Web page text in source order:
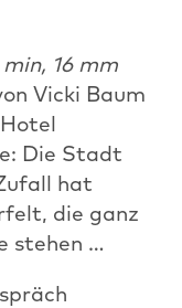
16 mm
Vicki Baum
Die Stadt
hat
die ganz
stehen …